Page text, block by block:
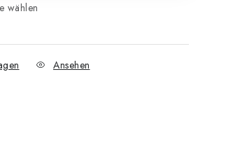
wählen
Ansehen